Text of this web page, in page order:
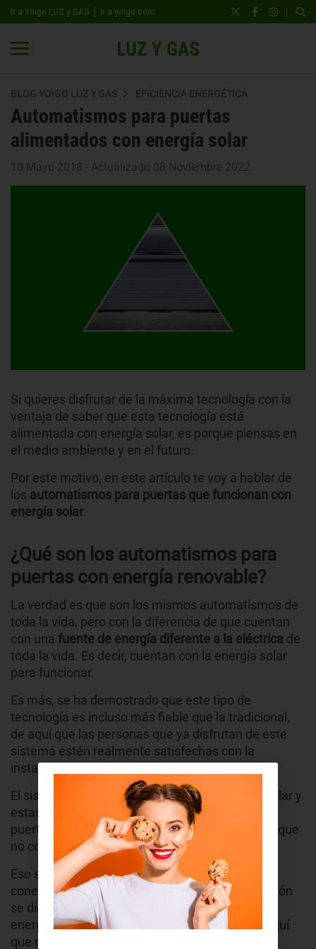
Ir a Yoigo LUZ y GAS Ir a yoigo.com |
BLOG YOIGO LUZ Y GAS EFICIENCIA ENERGÉTICA
Automatismos para puertas
alimentados con energía solar
10 Mayo 2018 - Actualizado 08 Noviembre 2022
Si quieres disfrutar de la máxima tecnología con la
ventaja de saber que esta tecnología está
alimentada con energía solar, es porque piensas en
el medio ambiente y en el futuro.
Por este motivo, en este artículo te voy a hablar de
los automatismos para puertas que funcionan con
energía solar.
¿Qué son los automatismos para
puertas con energía renovable?
La verdad es que son los mismos automatismos de
toda la vida, pero con la diferencia de que cuentan
con una fuente de energía diferente a la eléctrica de
toda la vida. Es decir, cuentan con la energía solar
para funcionar.
Es más, se ha demostrado que este tipo de
tecnología es incluso más fiable que la tradicional,
de aquí que las personas que ya disfrutan de este
sistema estén realmente satisfechas con la
instalación.
El sistema es sencillo, el sol alimenta la placa solar y
estas llenan de energía las baterías. Cuando la
puerta se quiere abrir, tira de esa energía, por lo que
no consume de la energía eléctrica tradicional.
Eso sí, hay modelos que también permiten
conectarla a la red central por si en alguna ocasión
se diese el caso de que la batería se queda sin
energía. Aunque esto no suele ser común, de aquí
que no se recomiende la diferencia de inversión.